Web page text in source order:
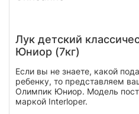
Лук детский
Юниор (7кг)
Если вы не знаете, какой
ребенку, то представляем
Олимпик Юниор. Модель
маркой Interloper.